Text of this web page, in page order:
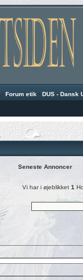
· Forum etik · DUS - Dansk
Seneste Annoncer
Vi har i øjeblikket 1